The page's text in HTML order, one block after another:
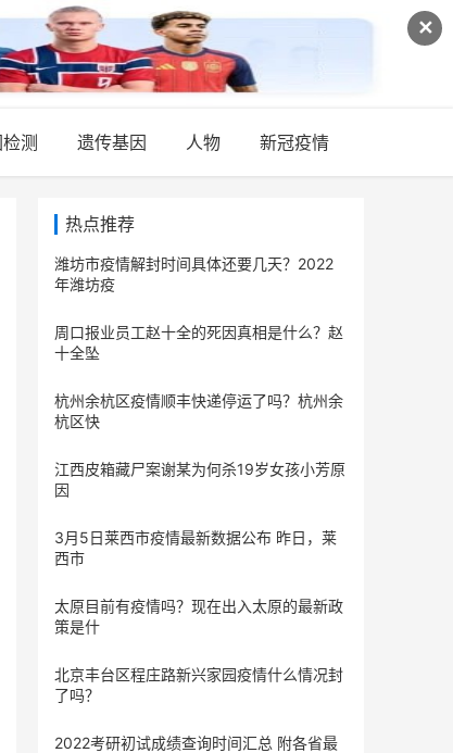
✕
测 遗传基因 人物 新冠疫情
热点推荐
潍坊市疫情解封时间具体还要几天？2022
年潍坊疫
周口报业员工赵十全的死因真相是什么？赵
十全坠
杭州余杭区疫情顺丰快递停运了吗？杭州余
杭区快
江西皮箱藏尸案谢某为何杀19岁女孩小芳原
因
3月5日莱西市疫情最新数据公布 昨日，莱
西市
太原目前有疫情吗？现在出入太原的最新政
策是什
北京丰台区程庄路新兴家园疫情什么情况封
了吗？
2022考研初试成绩查询时间汇总 附各省最